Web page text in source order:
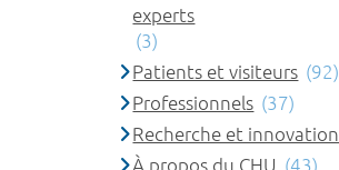
experts
(3)
Patients et visiteurs (92)
Professionnels (37)
Recherche et innovation
À propos du CHU (43)